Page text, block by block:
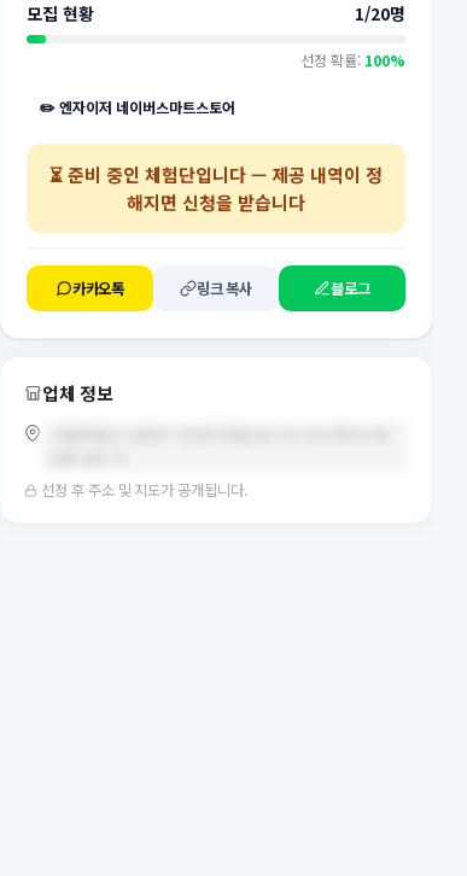
모집 현황 1/20명
선정 확률: 100%
✏️ 엔자이저 네이버스마트스토어
⏳준비 중인 체험단입니다 — 제공 내역이 정
해지면 신청을 받습니다
카카오톡 링크 복사 블로그
업체 정보
선정 후 주소 및 지도가 공개됩니다.